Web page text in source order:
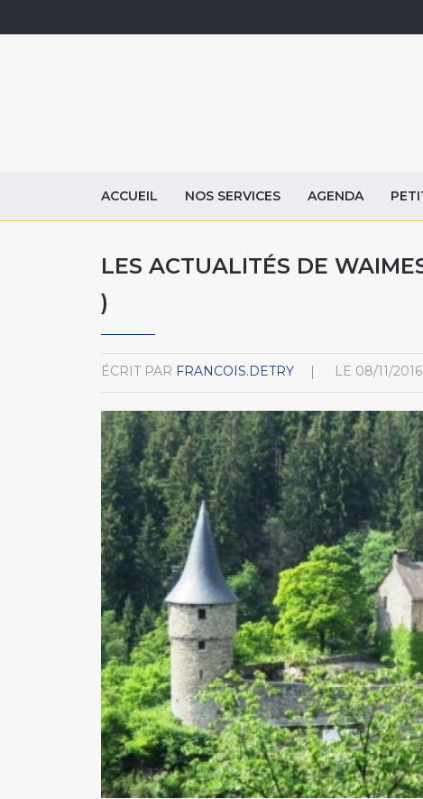
ACCUEIL NOS SERVICES AGENDA
LES ACTUALITÉS DE
)
ÉCRIT PAR FRANCOIS.DETRY LE 08/11/2016